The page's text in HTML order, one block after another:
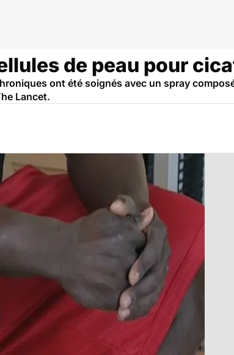
de peau pour
ont été soignés avec un spray
Lancet.